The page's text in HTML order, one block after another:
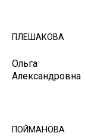
ПЛЕШАКОВА
Ольга
Александровна
ПОЙМАНОВА